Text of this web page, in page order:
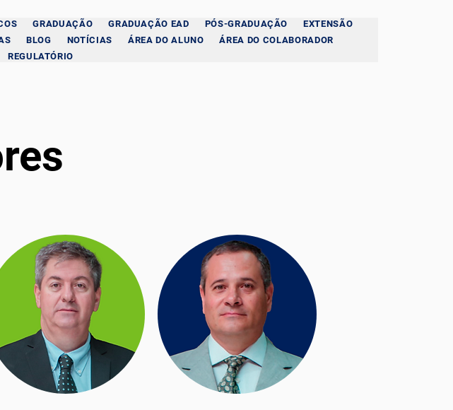
GRADUAÇÃO GRADUAÇÃO EAD PÓS-GRADUAÇÃO
EXTENSÃO
BLOG NOTÍCIAS ÁREA DO ALUNO
ÁREA DO COLABORADOR
REGULATÓRIO